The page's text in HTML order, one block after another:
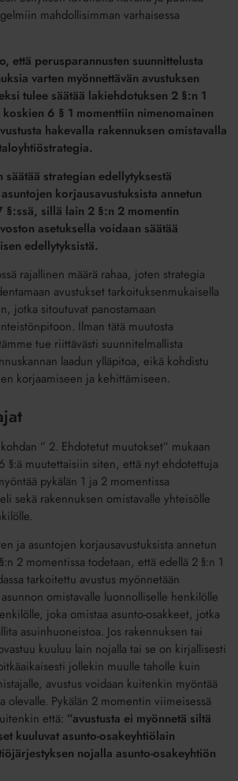
mahdollisimman varhaisessa
että perusparannusten suunnittelusta
varten myönnettävän avustuksen
tulee säätää lakiehdotuksen 2 §:n 1
6 § 1 momenttiin nimenomainen
hakevalla rakennuksen omistavalla
säätää strategian edellytyksestä
korjausavustuksista annetun
§:ssä, sillä lain 2 §:n 2 momentin
asetuksella voidaan säätää
edellytyksistä.
rajallinen määrä rahaa, joten strategia
avustukset tarkoituksenmukaisella
jotka sitoutuvat panostamaan
Ilman tätä muutosta
tue riittävästi suunnitelmallista
laadun ylläpitoa, eikä kohdistu
korjaamiseen ja kehittämiseen.
” 2. Ehdotetut muutokset” mukaan
§:ä muutettaisiin siten, että nyt ehdotettuja
pykälän 1 ja 2 momentissa
sekä rakennuksen omistavalle yhteisölle
ja asuntojen korjausavustuksista annetun
2 momentissa todetaan, että edellä 2 §:n 1
tarkoitettu avustus myönnetään
omistavalle luonnolliselle henkilölle
joka omistaa asunto-osakkeet, jotka
asuinhuoneistoa. Jos rakennuksen tai
kuuluu lain nojalla tai se on kirjallisesti
jollekin muulle taholle kuin
avustus voidaan kuitenkin myöntää
olevalle. Pykälän 2 momentin viimeisessä
että: ”avustusta ei myönnetä siltä
kuuluvat asunto-osakeyhtiölain
nojalla asunto-osakeyhtiön